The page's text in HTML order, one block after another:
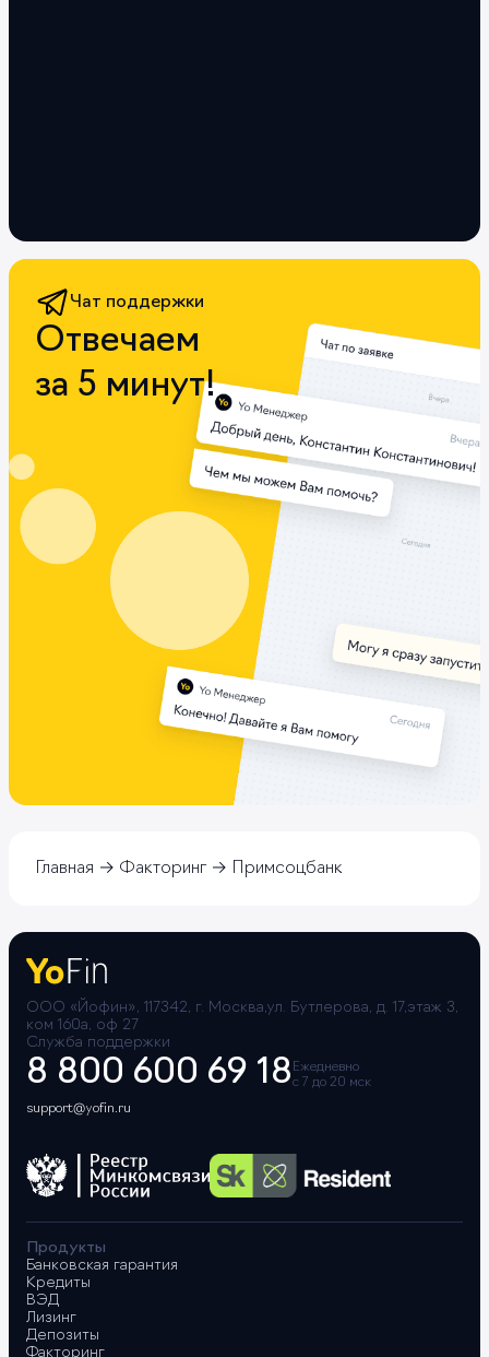
Чат поддержки
Отвечаем
за 5 минут!
Главная Факторинг Примсоцбанк
ООО «Йофин», 117342, г. Москва,ул. Бутлерова, д. 17,этаж 3,
ком 160а, оф 27
Служба поддержки
8 800 600 69 18 Ежедневно
с 7 до 20 мск
support@yofin.ru
Продукты
Банковская гарантия
Кредиты
ВЭД
Лизинг
Депозиты
Факторинг